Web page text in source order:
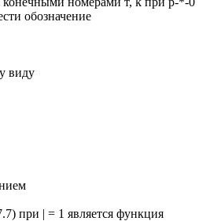
обозначение
виду
при | = 1 является функция